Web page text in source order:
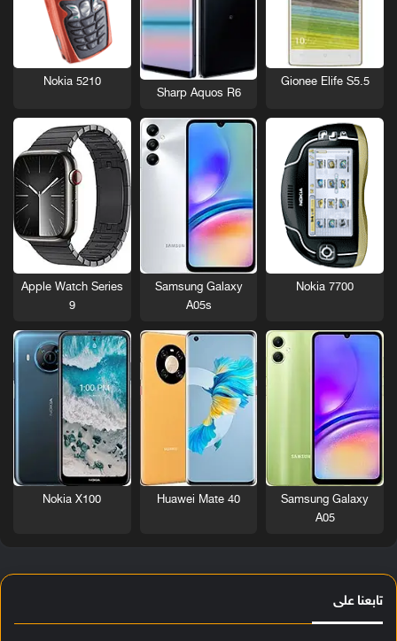
Gionee Elife S5.5
Sharp Aquos R6
Nokia 5210
Nokia 7700
Samsung Galaxy
A05s
Apple Watch Series
9
Samsung Galaxy
A05
Huawei Mate 40
Nokia X100
تابعنا على